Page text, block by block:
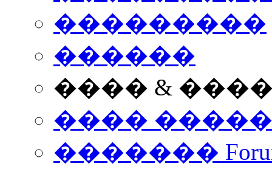
���������
������
���� &
����
�������